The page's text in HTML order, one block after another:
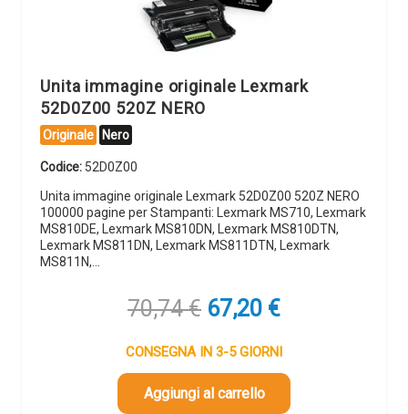
Unita immagine originale Lexmark
52D0Z00 520Z NERO
Originale Nero
Codice: 52D0Z00
Unita immagine originale Lexmark 52D0Z00 520Z NERO
100000 pagine per Stampanti: Lexmark MS710, Lexmark
MS810DE, Lexmark MS810DN, Lexmark MS810DTN,
Lexmark MS811DN, Lexmark MS811DTN, Lexmark
MS811N,…
70,74€ Il
originale
era:
70,74 €.
67,20 €Il
attuale
è:
CONSEGNA IN 3-5 GIORNI
Aggiungi al carrello